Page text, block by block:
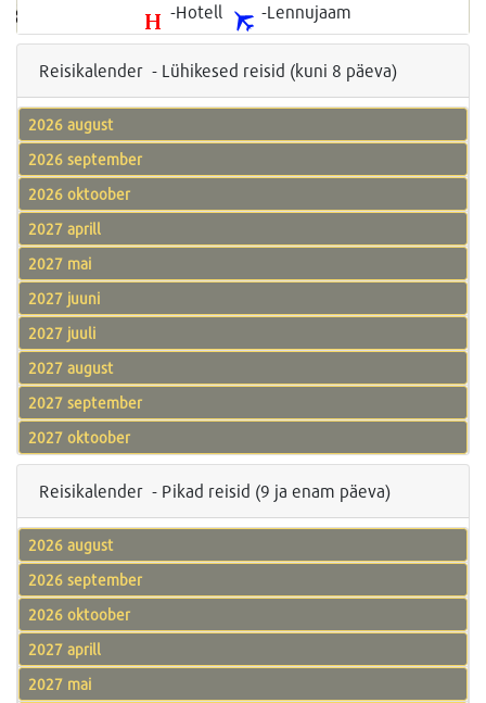
-Hotell -Lennujaam
Reisikalender - Lühikesed reisid (kuni 8 päeva)
2026 august
2026 september
2026 oktoober
2027 aprill
2027 mai
2027 juuni
2027 juuli
2027 august
2027 september
2027 oktoober
Reisikalender - Pikad reisid (9 ja enam päeva)
2026 august
2026 september
2026 oktoober
2027 aprill
2027 mai